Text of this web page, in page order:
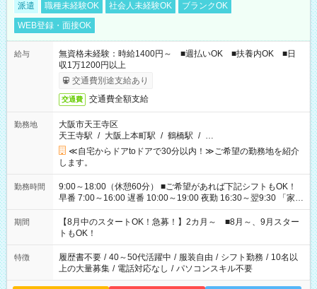
派遣 職種未経験OK 社会人未経験OK
ブランクOK
WEB登録・面接OK
給与
無資格未経験：時給1400円～ ■週払いOK ■扶養内OK ■日
収1万1200円以上
交通費別途支給あり
交通費 交通費全額支給
勤務地
大阪市天王寺区
天王寺駅 / 大阪上本町駅 / 鶴橋駅 / …
≪自宅からドアtoドアで30分以内！≫ご希望の勤務地を紹介
します。
勤務時間
9:00～18:00（休憩60分） ■ご希望があれば下記シフトもOK！
早番 7:00～16:00 遅番 10:00～19:00 夜勤 16:30～翌9:30 「家族
と休みを合わせたい」 「余裕を持って夕飯の準備がしたい」
「できれば残業はしたくない」 など、ご希望を教えてください
ね。 ※Wワーク希望の方へ 今ご覧のお仕事で希望する勤務時間
と、もう1つのお仕事の勤務時間。 合計で週40時間を超える場
合は応募できません。
期間
【8月中のスタートOK！急募！】2カ月～ ■8月～、9月スター
トもOK！
特徴 履歴書不要 / 40～50代活躍中 / 服装自由 / シフト勤務 / 10名以
上の大量募集 / 電話対応なし / パソコンスキル不要